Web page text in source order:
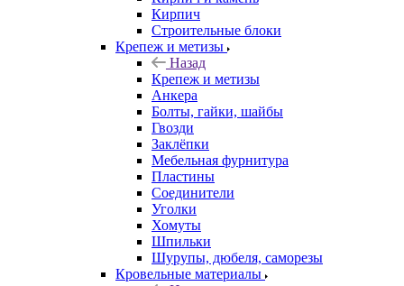
Кирпич
Строительные блоки
Крепеж и метизы
Назад
Крепеж и метизы
Анкера
Болты, гайки, шайбы
Гвозди
Заклёпки
Мебельная фурнитура
Пластины
Соединители
Уголки
Хомуты
Шпильки
Шурупы, дюбеля, саморезы
Кровельные материалы